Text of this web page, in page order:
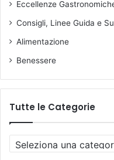
Eccellenze
Consigli, Linee Guida e
Alimentazione
Benessere
Tutte le Categorie
u